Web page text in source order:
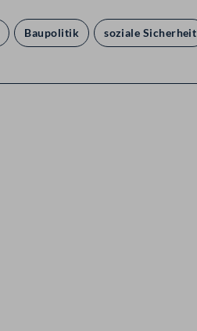
Baupolitik soziale Sicherheit